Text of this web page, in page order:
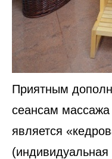
Приятным
сеансам
является